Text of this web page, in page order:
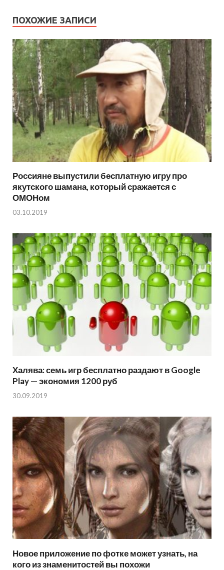
ПОХОЖИЕ ЗАПИСИ
Россияне выпустили бесплатную игру про
якутского шамана, который сражается с
ОМОНом
03.10.2019
Халява: семь игр бесплатно раздают в Google
Play — экономия 1200 руб
30.09.2019
Новое приложение по фотке может узнать, на
кого из знаменитостей вы похожи